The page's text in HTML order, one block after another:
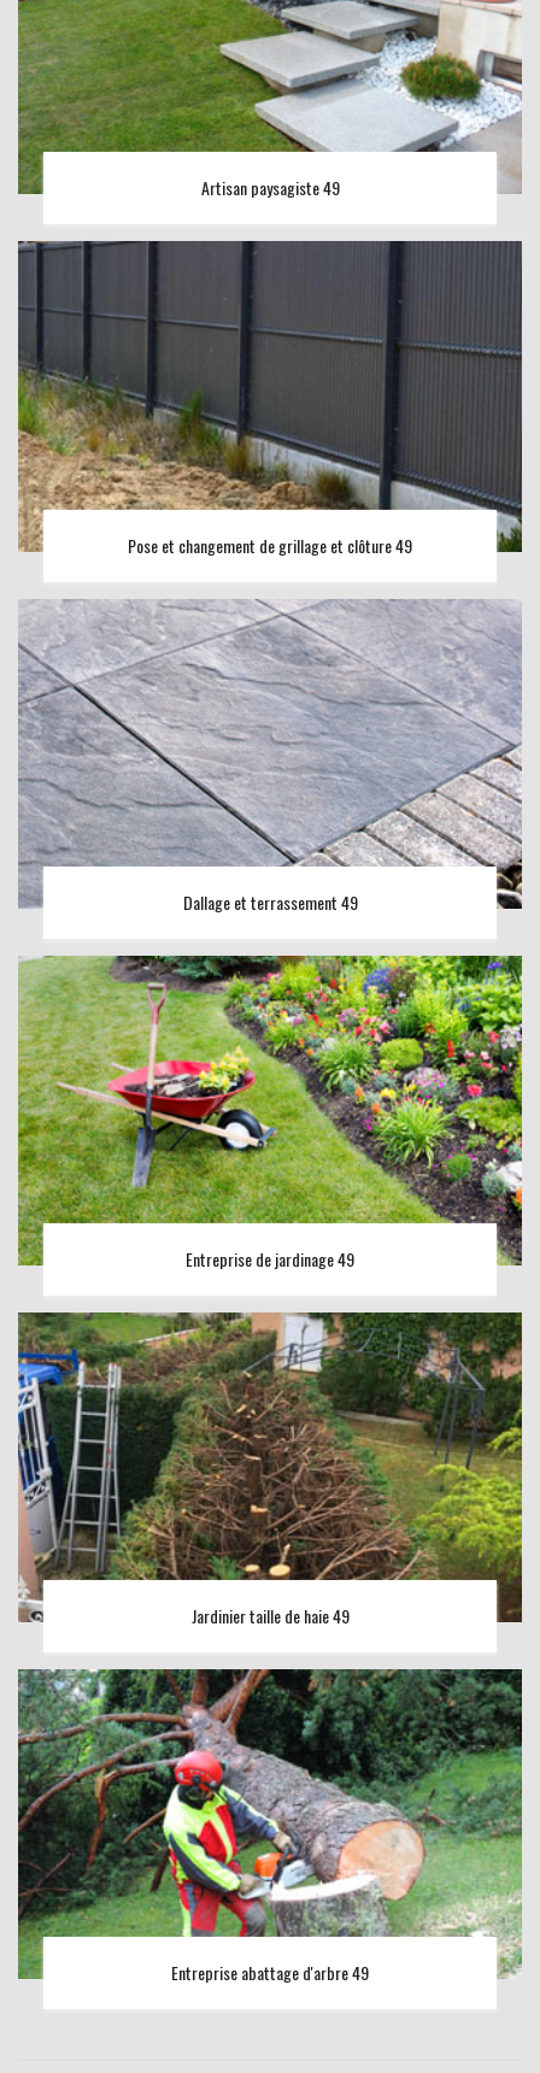
Artisan paysagiste 49
Pose et changement de grillage et clôture 49
Dallage et terrassement 49
Entreprise de jardinage 49
Jardinier taille de haie 49
Entreprise abattage d'arbre 49